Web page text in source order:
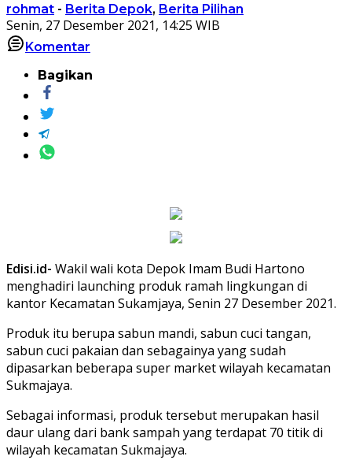
rohmat - Berita Depok, Berita Pilihan
Senin, 27 Desember 2021, 14:25 WIB
Komentar
Bagikan
Edisi.id- Wakil wali kota Depok Imam Budi Hartono
menghadiri launching produk ramah lingkungan di
kantor Kecamatan Sukamjaya, Senin 27 Desember 2021.
Produk itu berupa sabun mandi, sabun cuci tangan,
sabun cuci pakaian dan sebagainya yang sudah
dipasarkan beberapa super market wilayah kecamatan
Sukmajaya.
Sebagai informasi, produk tersebut merupakan hasil
daur ulang dari bank sampah yang terdapat 70 titik di
wilayah kecamatan Sukmajaya.